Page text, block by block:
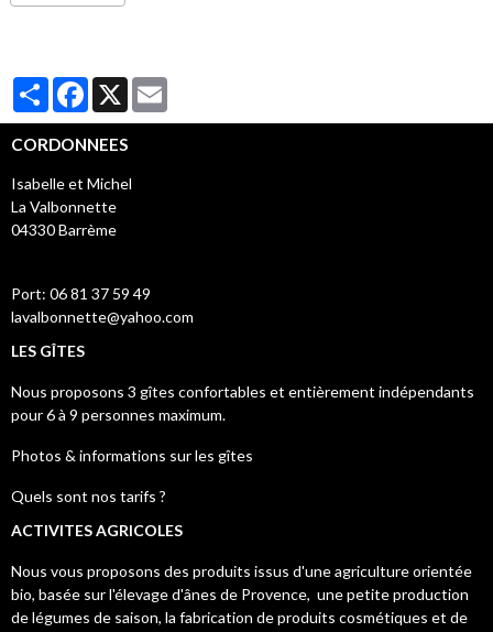
PartagerFacebook
X
CORDONNEES
Isabelle et Michel
La Valbonnette
04330 Barrème
Port: 06 81 37 59 49
lavalbonnette@yahoo.com
LES GÎTES
Nous proposons 3 gîtes confortables et entièrement indépendants
pour 6 à 9 personnes maximum.
Photos & informations sur les gîtes
Quels sont nos tarifs ?
ACTIVITES AGRICOLES
Nous vous proposons des produits issus d'une agriculture orientée
bio, basée sur l'élevage d'ânes de Provence, une petite production
de légumes de saison, la fabrication de produits cosmétiques et de